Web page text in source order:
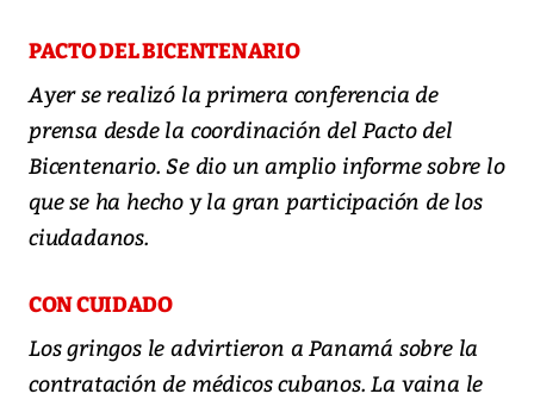
PACTO DEL BICENTENARIO
Ayer se realizó la primera conferencia de
prensa desde la coordinación del Pacto del
Bicentenario. Se dio un amplio informe sobre lo
que se ha hecho y la gran participación de los
ciudadanos.
CON CUIDADO
Los gringos le advirtieron a Panamá sobre la
contratación de médicos cubanos. La vaina le